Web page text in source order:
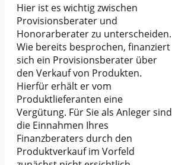
Hier ist es wichtig zwischen
Provisionsberater und
Honorarberater zu unterscheiden.
Wie bereits besprochen, finanziert
sich ein Provisionsberater über
den Verkauf von Produkten.
Hierfür erhält er vom
Produktlieferanten eine
Vergütung. Für Sie als Anleger sind
die Einnahmen Ihres
Finanzberaters durch den
Produktverkauf im Vorfeld